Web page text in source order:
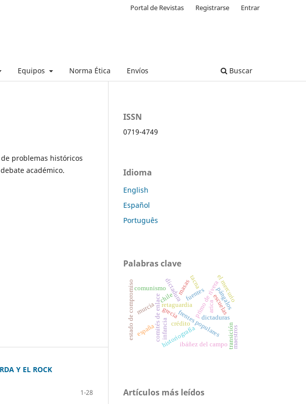
Equipos Norma Ética Envíos Buscar
Portal de Revistas Registrarse Entrar
problemas históricos
académico.
Y EL ROCK
1-28
ISSN
0719-4749
Idioma
English
Español
Português
Palabras clave
frentes populares
comités de enlace
murcia retaguardia
historiografía
fuentes
dictadura
españa
primo de rivera
chile
ibáñez del campo
dictaduras
pángalos
grecia
comunismo masas
estado de compromiso transición
el mercurio
crédito
escuelas
infancia maestros
arica
tacna
Artículos más leídos